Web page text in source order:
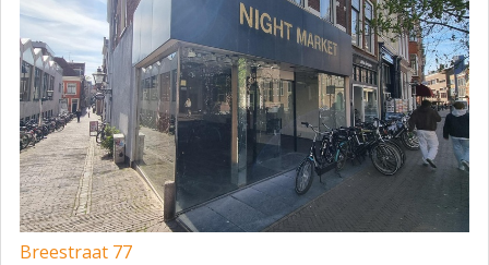
Breestraat 77